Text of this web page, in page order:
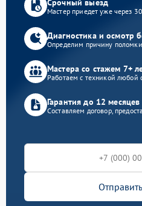
Мастер приедет уже через
Диагностика и осмотр
Определим причину поломки
Мастера со стажем 7+
Работаем с техникой любой
Гарантия до 12 месяцев
Составляем договор,